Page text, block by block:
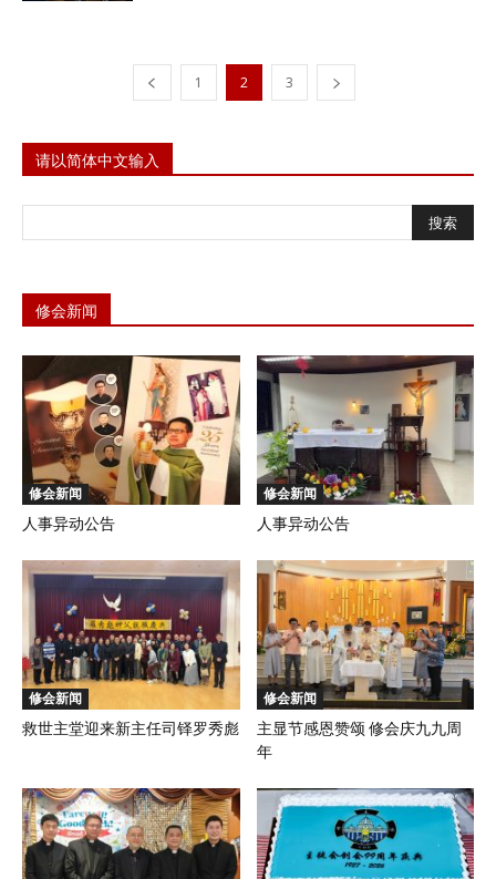
1 2 3
请以简体中文输入
修会新闻
修会新闻
人事异动公告
修会新闻
人事异动公告
修会新闻
救世主堂迎来新主任司铎罗秀彪
修会新闻
主显节感恩赞颂 修会庆九九周
年